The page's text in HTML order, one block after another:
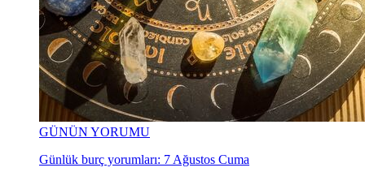
GÜNÜN YORUMU
Günlük burç yorumları: 7 Ağustos Cuma